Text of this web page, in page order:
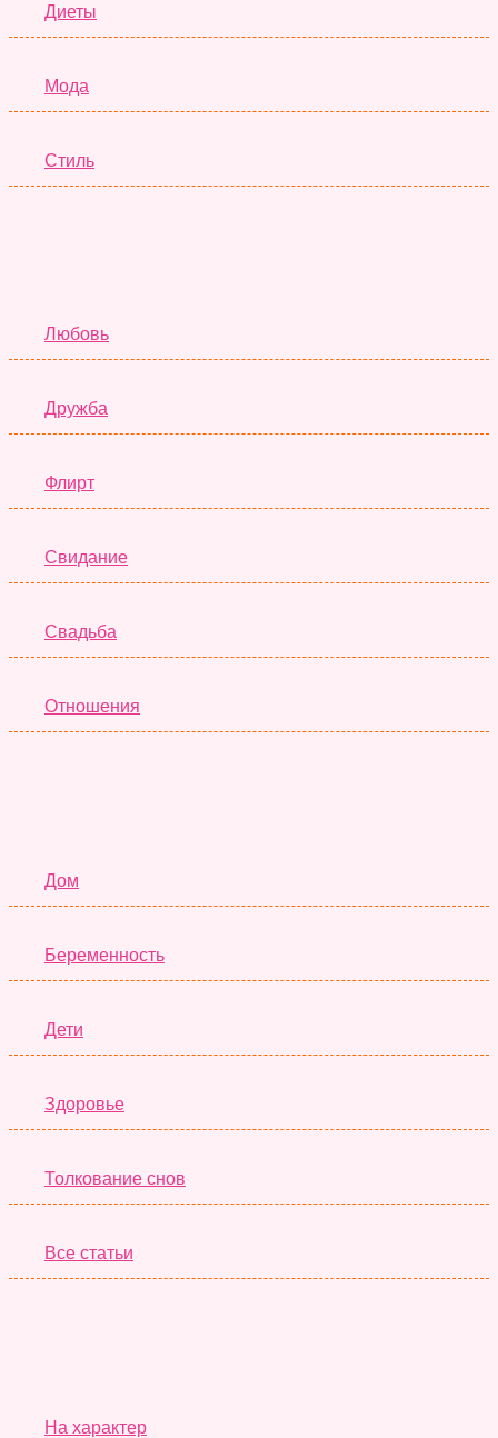
Диеты
Мода
Стиль
Любовь
Дружба
Флирт
Свидание
Свадьба
Отношения
Дом
Беременность
Дети
Здоровье
Толкование снов
Все статьи
На характер